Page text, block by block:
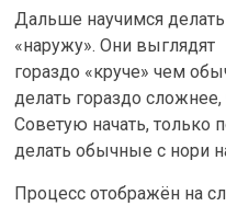
Дальше научимся
«наружу». Они выглядят
гораздо «круче» чем
делать гораздо
Советую начать, только
делать обычные с нори
Процесс отображён на